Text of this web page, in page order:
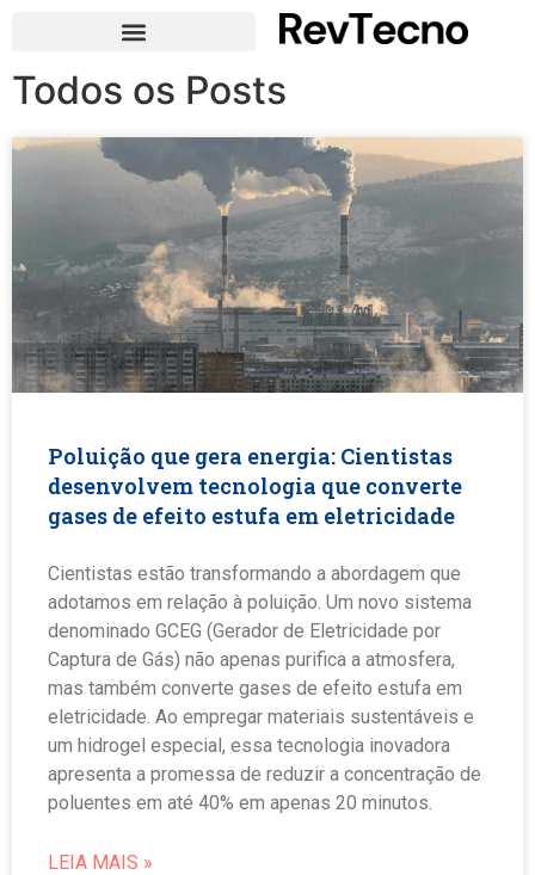
Todos os Posts
Poluição que gera energia: Cientistas
desenvolvem tecnologia que converte
gases de efeito estufa em eletricidade
Cientistas estão transformando a abordagem que
adotamos em relação à poluição. Um novo sistema
denominado GCEG (Gerador de Eletricidade por
Captura de Gás) não apenas purifica a atmosfera,
mas também converte gases de efeito estufa em
eletricidade. Ao empregar materiais sustentáveis e
um hidrogel especial, essa tecnologia inovadora
apresenta a promessa de reduzir a concentração de
poluentes em até 40% em apenas 20 minutos.
LEIA MAIS »